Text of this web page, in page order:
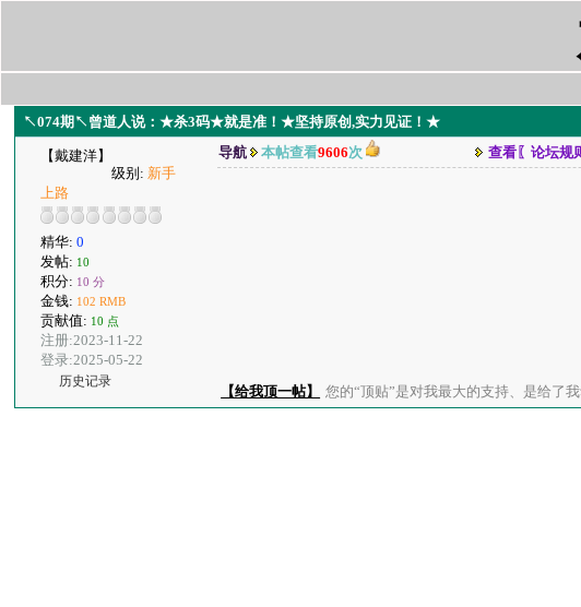
↖074期↖曾道人说：★杀3码★就是准！★坚持原创,实力见证！★
【戴建洋】
级别: 新手
上路
精华:0
发帖: 10
积分: 10 分
金钱: 102 RMB
贡献值: 10 点
注册:2023-11-22
登录:2025-05-22
历史记录
导航 本帖查看9606次 查看〖论坛规
【给我顶一帖】 您的“顶贴”是对我最大的支持、是给了